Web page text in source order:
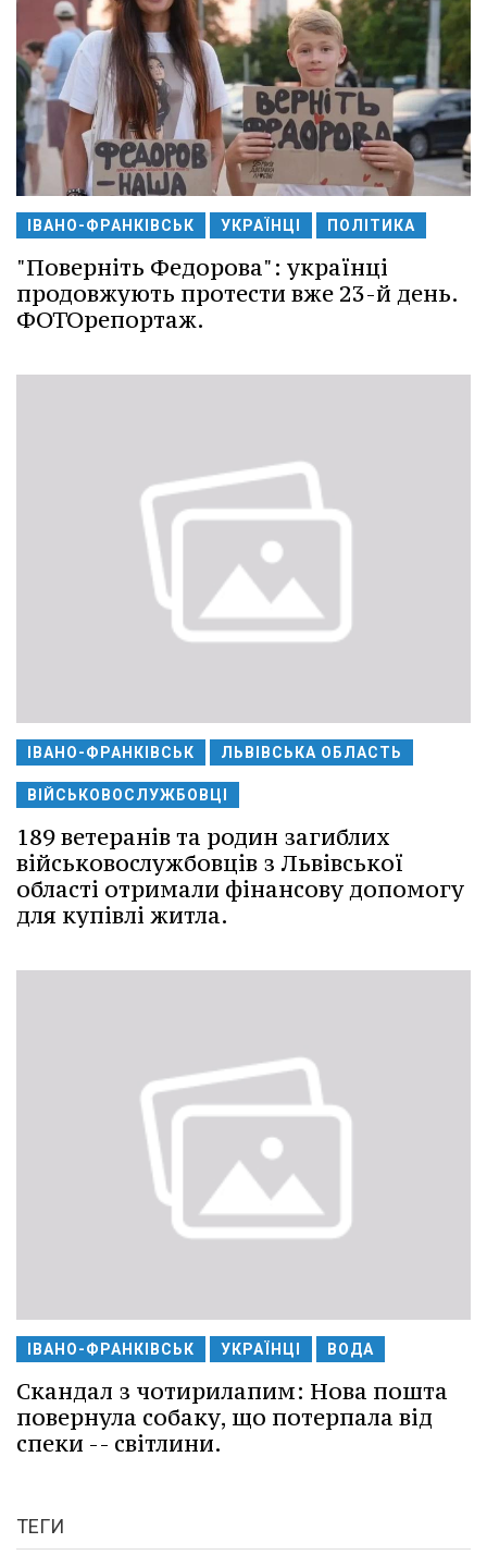
ІВАНО-ФРАНКІВСЬК УКРАЇНЦІ ПОЛІТИКА
"Поверніть Федорова": українці
продовжують протести вже 23-й день.
ФОТОрепортаж.
ІВАНО-ФРАНКІВСЬК ЛЬВІВСЬКА ОБЛАСТЬ
ВІЙСЬКОВОСЛУЖБОВЦІ
189 ветеранів та родин загиблих
військовослужбовців з Львівської
області отримали фінансову допомогу
для купівлі житла.
ІВАНО-ФРАНКІВСЬК УКРАЇНЦІ ВОДА
Скандал з чотирилапим: Нова пошта
повернула собаку, що потерпала від
спеки -- світлини.
ТЕГИ